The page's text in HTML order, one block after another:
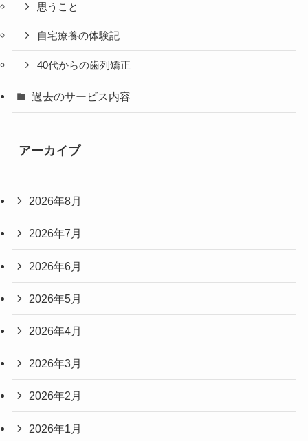
思うこと
自宅療養の体験記
40代からの歯列矯正
過去のサービス内容
アーカイブ
2026年8月
2026年7月
2026年6月
2026年5月
2026年4月
2026年3月
2026年2月
2026年1月